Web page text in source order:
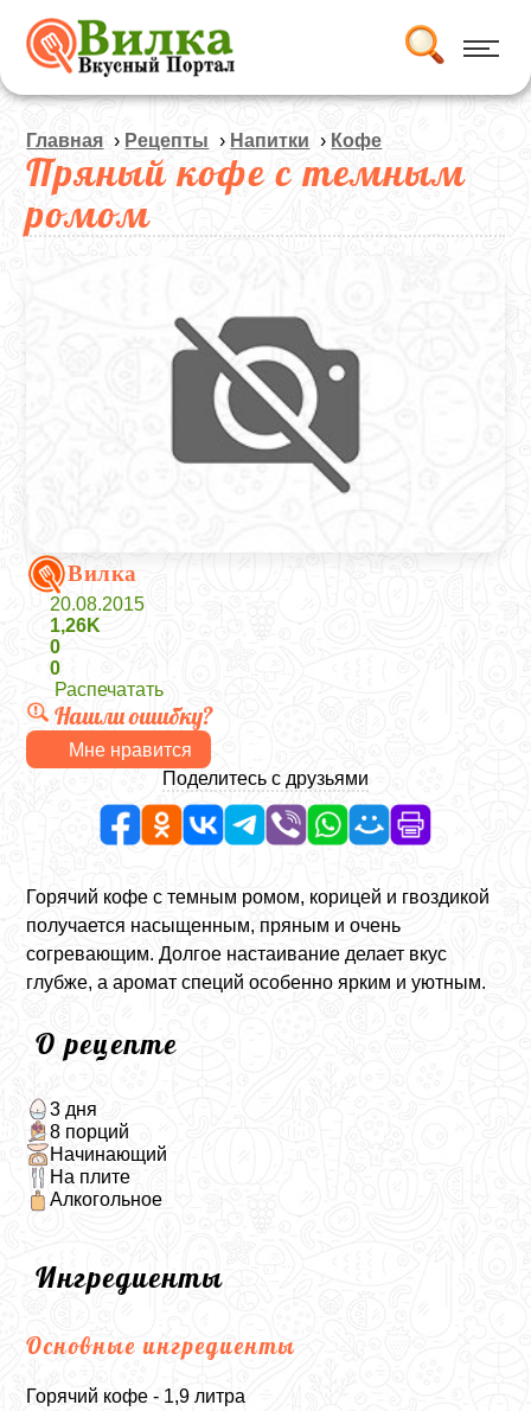
Главная › Рецепты › Напитки › Кофе
Пряный кофе с темным
ромом
Вилка
20.08.2015
1,26K
0
0
Распечатать
Нашли ошибку?
Мне нравится
Поделитесь с друзьями
Горячий кофе с темным ромом, корицей и гвоздикой
получается насыщенным, пряным и очень
согревающим. Долгое настаивание делает вкус
глубже, а аромат специй особенно ярким и уютным.
О рецепте
3 дня
8 порций
Начинающий
На плите
Алкогольное
Ингредиенты
Основные ингредиенты
Горячий кофе - 1,9 литра